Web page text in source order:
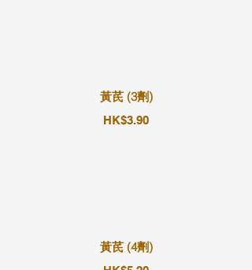
黃芪 (3劑)
HK$3.90
黃芪 (4劑)